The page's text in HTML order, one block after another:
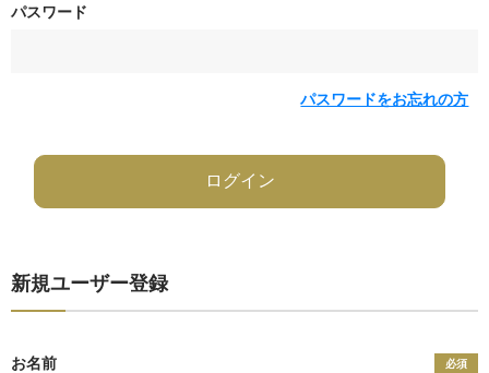
パスワード
パスワードをお忘れの方
新規ユーザー登録
お名前 必須